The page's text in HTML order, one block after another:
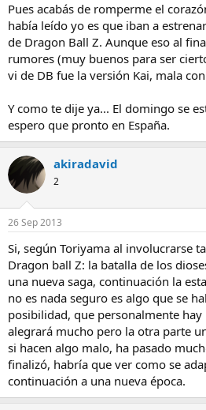
Pues acabás de romperme el
había leído yo es que iban a
de Dragon Ball Z. Aunque eso al
rumores (muy buenos para ser
vi de DB fue la versión Kai, mala
Y como te dije ya... El domingo se
espero que pronto en España.
akiradavid
2
26 Sep 2013
Si, según Toriyama al involucrarse
Dragon ball Z: la batalla de los
una nueva saga, continuación la
no es nada seguro es algo que se
posibilidad, que personalmente
alegrará mucho pero la otra parte
si hacen algo malo, ha pasado
finalizó, habría que ver como se
continuación a una nueva época.